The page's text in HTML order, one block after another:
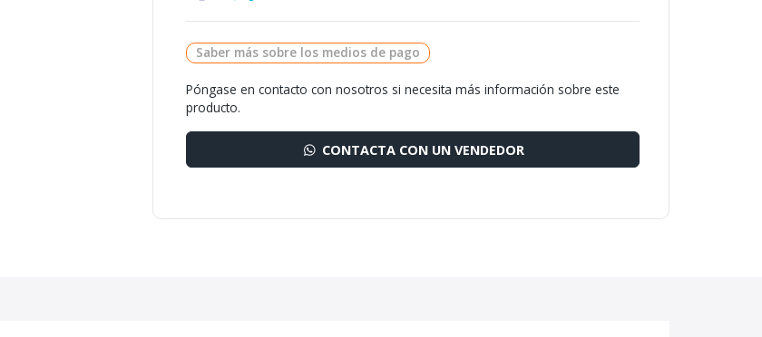
Saber más sobre los medios de pago
Póngase en contacto con nosotros si necesita más información sobre este
producto.
CONTACTA CON UN VENDEDOR